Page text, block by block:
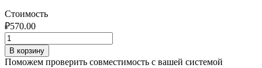
Стоимость
₽570.00
Количество
товара
Воздуховод
В корзину
Поможем проверить совместимость с вашей системой